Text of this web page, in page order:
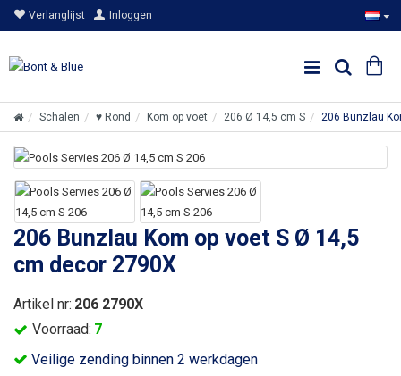
Verlanglijst Inloggen
Schalen ♥ Rond Kom op voet 206 Ø 14,5 cm S 206 Bunzlau
206 Bunzlau Kom op voet S Ø 14,5
cm decor 2790X
Veilige zending binnen 2 werkdagen
Voorraad: 7
Artikel nr: 206 2790X